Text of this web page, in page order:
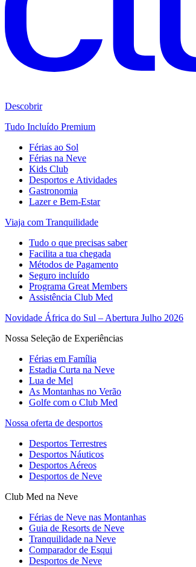
Descobrir
Tudo Incluído Premium
Férias ao Sol
Férias na Neve
Kids Club
Desportos e Atividades
Gastronomia
Lazer e Bem-Estar
Viaja com Tranquilidade
Tudo o que precisas saber
Facilita a tua chegada
Métodos de Pagamento
Seguro incluído
Programa Great Members
Assistência Club Med
Novidade África do Sul – Abertura Julho 2026
Nossa Seleção de Experiências
Férias em Família
Estadia Curta na Neve
Lua de Mel
As Montanhas no Verão
Golfe com o Club Med
Nossa oferta de desportos
Desportos Terrestres
Desportos Náuticos
Desportos Aéreos
Desportos de Neve
Club Med na Neve
Férias de Neve nas Montanhas
Guia de Resorts de Neve
Tranquilidade na Neve​
Comparador de Esqui
Desportos de Neve